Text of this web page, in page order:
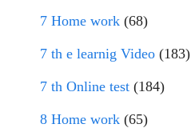
7 Home work (68)
7 th e learnig Video (183)
7 th Online test (184)
8 Home work (65)